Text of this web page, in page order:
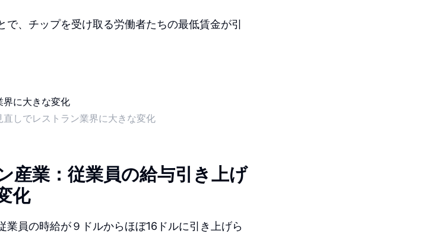
、チップを受け取る労働者たちの最低賃金が引
直しでレストラン業界に大きな変化
産業：従業員の給与引き上げ
化
業員の時給が９ドルからほぼ16ドルに引き上げら